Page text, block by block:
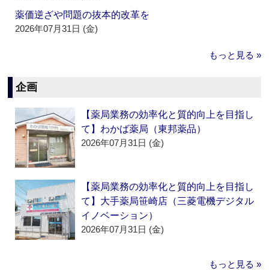
薬価逆ざや問題の抜本的改革を
2026年07月31日 (金)
もっと見る »
企画
【薬局業務の効率化と質的向上を目指し
て】わかば薬局（東邦薬品）
2026年07月31日 (金)
【薬局業務の効率化と質的向上を目指し
て】大手薬局笹崎店（三菱電機デジタル
イノベーション）
2026年07月31日 (金)
もっと見る »